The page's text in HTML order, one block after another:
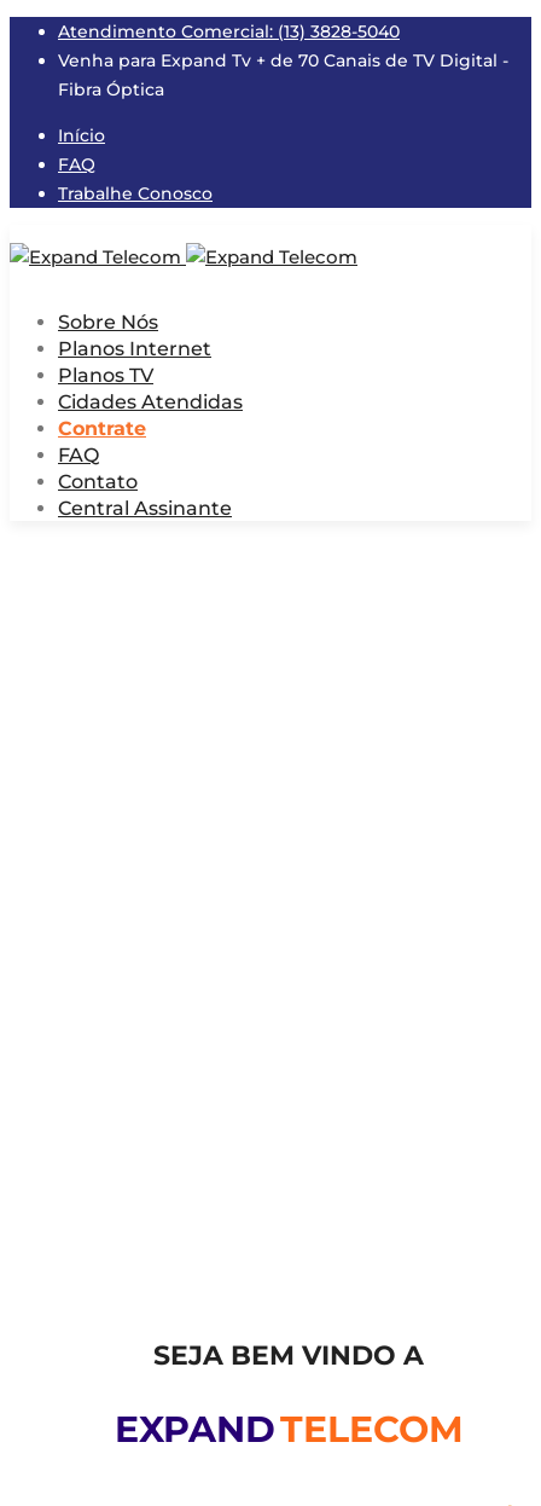
Atendimento Comercial: (13) 3828-5040
Venha para Expand Tv + de 70 Canais de TV Digital -
Fibra Óptica
Início
FAQ
Trabalhe Conosco
Sobre Nós
Planos Internet
Planos TV
Cidades Atendidas
Contrate
FAQ
Contato
Central Assinante
SEJA BEM VINDO A
EXPANDTELECOM